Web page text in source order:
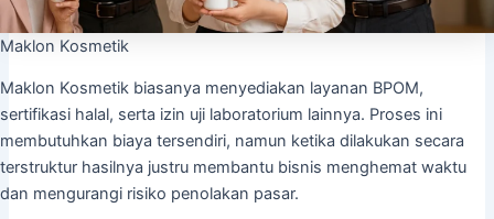
Maklon Kosmetik
Maklon Kosmetik biasanya menyediakan layanan BPOM,
sertifikasi halal, serta izin uji laboratorium lainnya. Proses ini
membutuhkan biaya tersendiri, namun ketika dilakukan secara
terstruktur hasilnya justru membantu bisnis menghemat waktu
dan mengurangi risiko penolakan pasar.